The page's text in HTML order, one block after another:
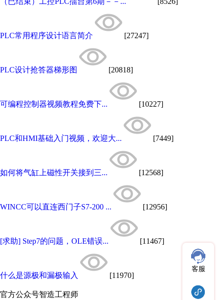
PLC常用程序设计语言简介 [27247]
PLC设计抢答器梯形图 [20818]
可编程控制器视频教程免费下... [10227]
PLC和HMI基础入门视频，欢迎大... [7449]
如何将气缸上磁性开关接到三... [12568]
WINCC可以直连西门子S7-200 ... [12956]
[求助] Step7的问题，OLE错误... [11467]
什么是源极和漏极输入 [11970]
官方公众号智造工程师
客服